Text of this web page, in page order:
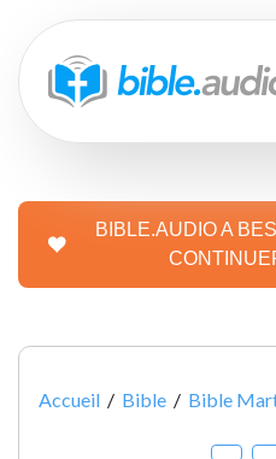
BIBLE.AUDIO A
Accueil / Bible / Bible